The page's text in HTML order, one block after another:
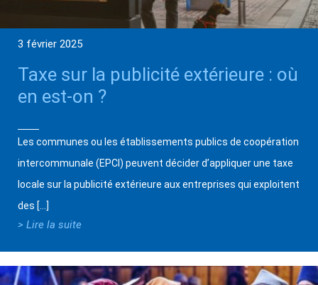
3 février 2025
Taxe sur la publicité extérieure : où
en est-on ?
Les communes ou les établissements publics de coopération
intercommunale (EPCI) peuvent décider d’appliquer une taxe
locale sur la publicité extérieure aux entreprises qui exploitent
des […]
> Lire la suite